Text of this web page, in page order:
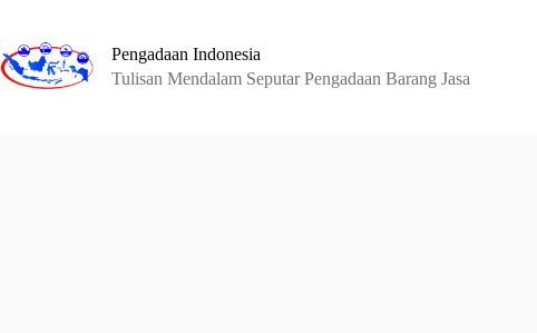
content
Pengadaan Indonesia
Tulisan Mendalam Seputar Pengadaan Barang Jasa